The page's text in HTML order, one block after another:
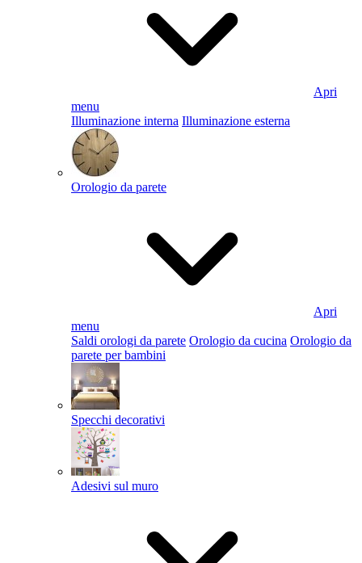
Apri
menu
Illuminazione interna Illuminazione esterna
Orologio da parete
Apri
menu
Saldi orologi da parete Orologio da cucina Orologio da
parete per bambini
Specchi decorativi
Adesivi sul muro